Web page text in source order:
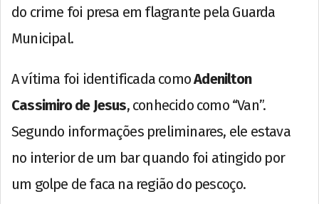
do crime foi presa em flagrante pela Guarda
Municipal.
A vítima foi identificada comoAdenilton
Cassimiro de Jesus, conhecido como “Van”.
Segundo informações preliminares, ele estava
no interior de um bar quando foi atingido por
um golpe de faca na região do pescoço.